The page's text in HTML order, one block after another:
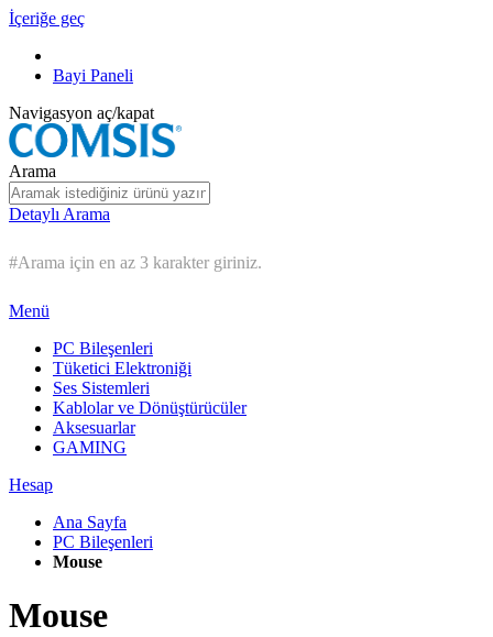
İçeriğe geç
Bayi Paneli
Navigasyon aç/kapat
Arama
Detaylı Arama
#Arama için en az 3 karakter giriniz.
Menü
PC Bileşenleri
Tüketici Elektroniği
Ses Sistemleri
Kablolar ve Dönüştürücüler
Aksesuarlar
GAMING
Hesap
Ana Sayfa
PC Bileşenleri
Mouse
Mouse